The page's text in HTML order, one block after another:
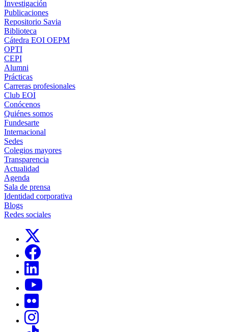
Investigación
Publicaciones
Repositorio Savia
Biblioteca
Cátedra EOI OEPM
OPTI
CEPI
Alumni
Prácticas
Carreras profesionales
Club EOI
Conócenos
Quiénes somos
Fundesarte
Internacional
Sedes
Colegios mayores
Transparencia
Actualidad
Agenda
Sala de prensa
Identidad corporativa
Blogs
Redes sociales
Links, Opens in this window
Links, Opens in this window
Links, Opens in this window
Links, Opens in this window
Links, Opens in this window